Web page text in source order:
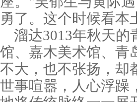
勇了。这个时候看本
溜达3013年秋天的
馆、嘉木美术馆、青
不大，也不张扬，却
世事喧嚣，人心浮躁